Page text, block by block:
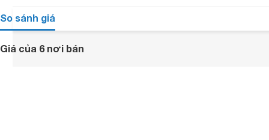
So sánh giá
Giá của 6 nơi bán